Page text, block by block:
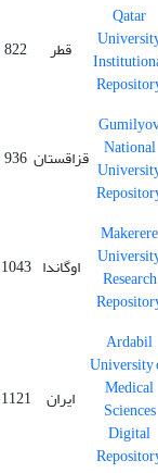
Qatar
قطر 822
National قزاقستان 936
Makerere
Research اوگاندا 1043
Ardabil
Medical
Sciences
Digital
ایران 1121